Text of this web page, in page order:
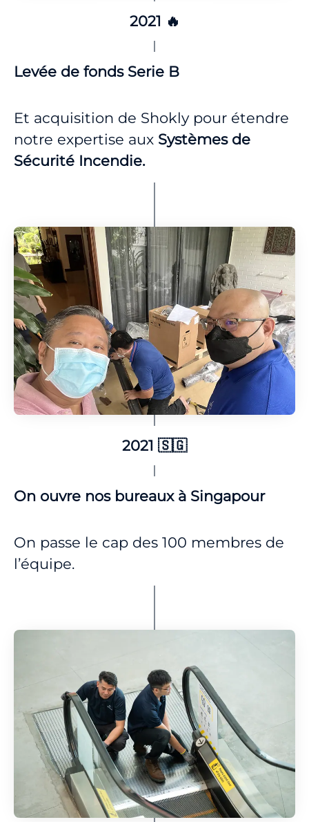
2021 🔥
Levée de fonds Serie B
Et acquisition de Shokly pour étendre
notre expertise aux Systèmes de
Sécurité Incendie.
2021 🇸🇬
On ouvre nos bureaux à Singapour
On passe le cap des 100 membres de
l’équipe.